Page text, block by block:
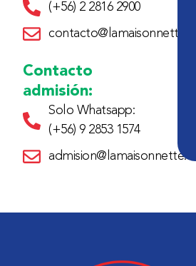
(+56) 2 2816 2900
contacto@lamaisonnette.cl
Contacto
admisión:
Solo Whatsapp:
(+56) 9 2853 1574
admision@lamaisonnette.cl